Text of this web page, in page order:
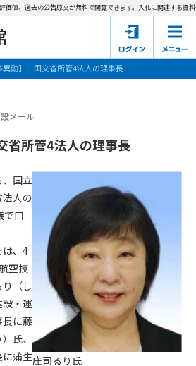
館とは
について
ター会員一覧
お問い合わせ
個人情報保護方針
、過去の公告原文が無料で閲覧できます。入札に関連する資料→
異動】 国交省所管4法人の理事長
メール
省所管4法人の理事長
庄司るり氏
国立
人の
で口
、4
空技
（し
・運
に藤
氏、
蒲生
が提供するサポーター会あ本員、無料
件等について定めるものです。
上で随時掲載するルールは本規約の
します。
得ることなく、随時変更されることが
建設資料館WEB上に表示した時点で直
たものとみなします。
格の取り消し）
の上、所定の会員申込手続きを完了